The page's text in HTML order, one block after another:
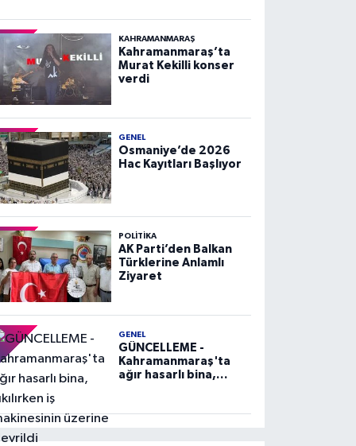
KAHRAMANMARAŞ
Kahramanmaraş’ta
Murat Kekilli konser
verdi
GENEL
Osmaniye’de 2026
Hac Kayıtları Başlıyor
POLITIKA
AK Parti’den Balkan
Türklerine Anlamlı
Ziyaret
GENEL
GÜNCELLEME -
Kahramanmaraş'ta
ağır hasarlı bina,
devrildi